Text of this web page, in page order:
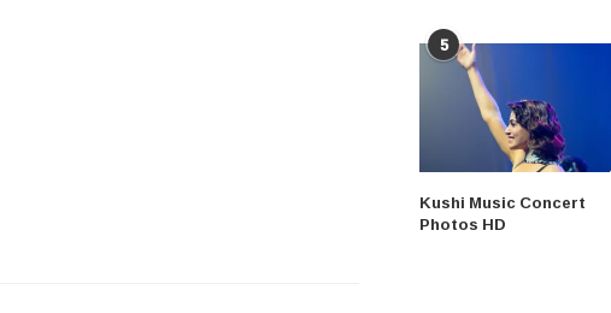
5
Kushi Music Concert
Photos HD